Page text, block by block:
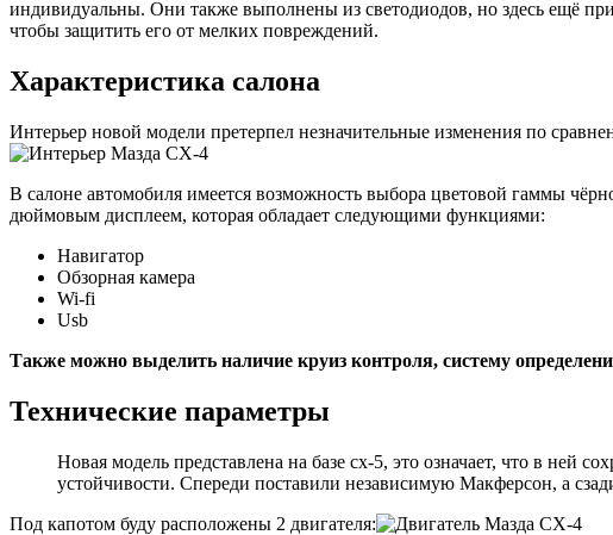
индивидуальны. Они также выполнены из светодиодов, но здесь ещё
чтобы защитить его от мелких повреждений.
Характеристика салона
Интерьер новой модели претерпел незначительные изменения по
В салоне автомобиля имеется возможность выбора цветовой гаммы
дюймовым дисплеем, которая обладает следующими функциями:
Навигатор
Обзорная камера
Wi-fi
Usb
Также можно выделить наличие круиз контроля, систему
Технические параметры
Новая модель представлена на базе сх-5, это означает, что в ней
устойчивости. Спереди поставили независимую Макферсон, а
Под капотом буду расположены 2 двигателя: